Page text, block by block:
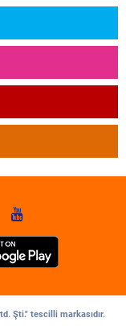
Şti." tescilli markasıdır.